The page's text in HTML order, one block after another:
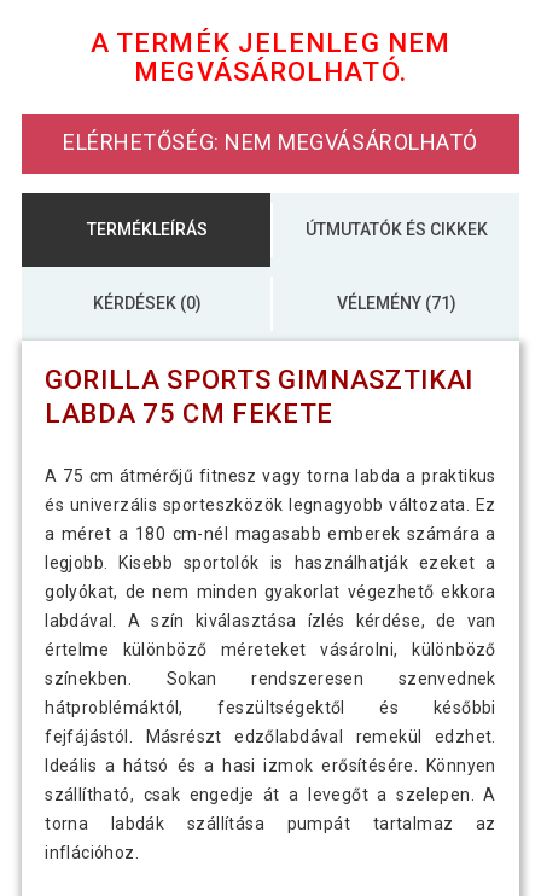
Gorilla Sports Gimnasztikai labda 75 cm
Gorilla Sports Gimnasztikai labda 75 cm
szürke
A TERMÉK JELENLEG NEM
MEGVÁSÁROLHATÓ.
ELÉRHETŐSÉG: NEM MEGVÁSÁROLHATÓ
TERMÉKLEÍRÁS ÚTMUTATÓK ÉS CIKKEK
KÉRDÉSEK (0) VÉLEMÉNY (71)
GORILLA SPORTS GIMNASZTIKAI
LABDA 75 CM FEKETE
A 75 cm átmérőjű fitnesz vagy torna labda a praktikus
és univerzális sporteszközök legnagyobb változata. Ez
a méret a 180 cm-nél magasabb emberek számára a
legjobb. Kisebb sportolók is használhatják ezeket a
golyókat, de nem minden gyakorlat végezhető ekkora
labdával. A szín kiválasztása ízlés kérdése, de van
értelme különböző méreteket vásárolni, különböző
színekben. Sokan rendszeresen szenvednek
hátproblémáktól, feszültségektől és későbbi
fejfájástól. Másrészt edzőlabdával remekül edzhet.
Ideális a hátsó és a hasi izmok erősítésére. Könnyen
szállítható, csak engedje át a levegőt a szelepen. A
torna labdák szállítása pumpát tartalmaz az
inflációhoz.